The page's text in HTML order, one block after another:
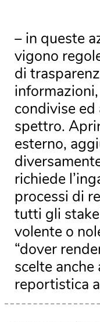
– in queste
vigono
di
condivise
spettro.
esterno,
richiede
processi di
tutti gli
volente o
“dover
scelte anche
reportistica